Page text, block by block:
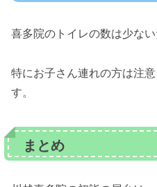
喜多院のトイレの数は少な
特にお子さん連れの方は注
す。
まとめ